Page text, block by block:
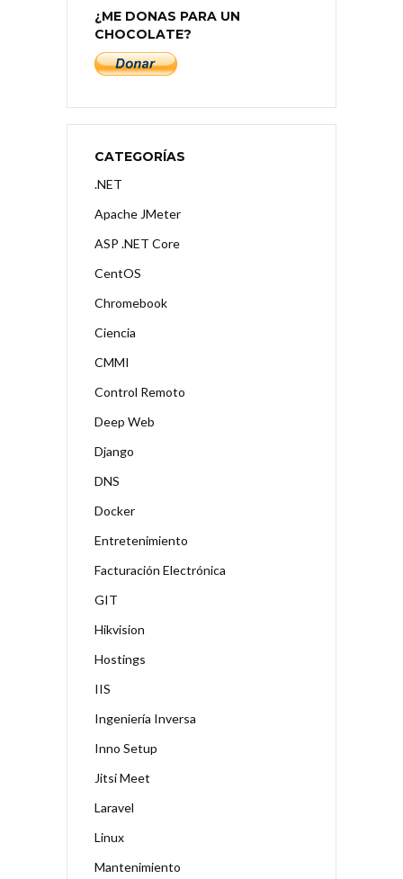
¿ME DONAS PARA UN
CHOCOLATE?
CATEGORÍAS
.NET
Apache JMeter
ASP .NET Core
CentOS
Chromebook
Ciencia
CMMI
Control Remoto
Deep Web
Django
DNS
Docker
Entretenimiento
Facturación Electrónica
GIT
Hikvision
Hostings
IIS
Ingeniería Inversa
Inno Setup
Jitsi Meet
Laravel
Linux
Mantenimiento